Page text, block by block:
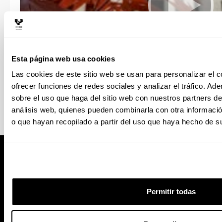
Esta página web usa cookies
Las cookies de este sitio web se usan para personalizar el
ofrecer funciones de redes sociales y analizar el tráfico.
sobre el uso que haga del sitio web con nuestros partners
análisis web, quienes pueden combinarla con otra
o que hayan recopilado a partir del uso que haya hecho de
Permitir todas